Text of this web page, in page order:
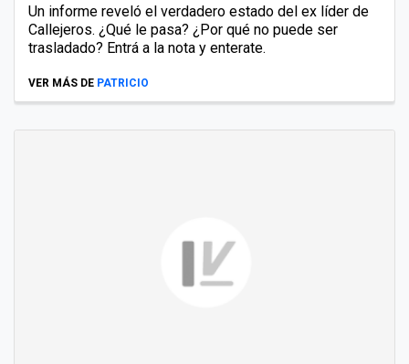
Un informe reveló el verdadero estado del ex líder de
Callejeros. ¿Qué le pasa? ¿Por qué no puede ser
trasladado? Entrá a la nota y enterate.
VER MÁS DE PATRICIO